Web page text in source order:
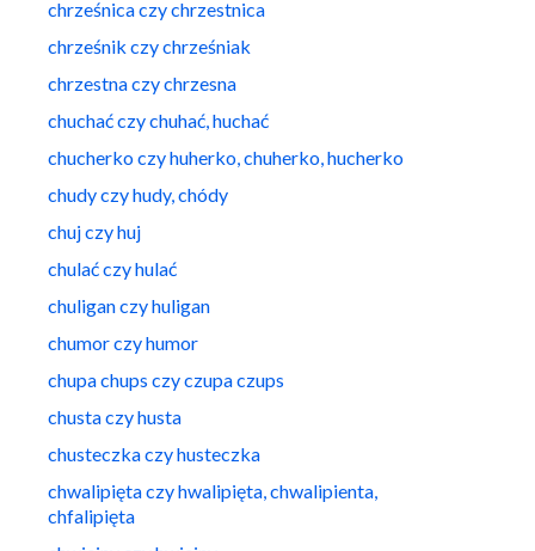
chrześnica czy chrzestnica
chrześnik czy chrześniak
chrzestna czy chrzesna
chuchać czy chuhać, huchać
chucherko czy huherko, chuherko, hucherko
chudy czy hudy, chódy
chuj czy huj
chulać czy hulać
chuligan czy huligan
chumor czy humor
chupa chups czy czupa czups
chusta czy husta
chusteczka czy husteczka
chwalipięta czy hwalipięta, chwalipienta,
chfalipięta